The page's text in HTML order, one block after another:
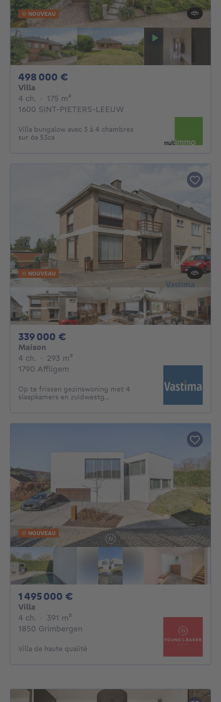
NOUVEAU
498 000 €
Villa
4 ch. 4 chambres
· 175 m²
1600 SINT-PIETERS-LEEUW
Villa bungalow avec 3 à 4 chambres
sur 6a 53ca
NOUVEAU
339 000 €
Maison
4 ch. 4 chambres
· 293 m²
1790 Affligem
Op te frissen gezinswoning met 4
slaapkamers en zuidwestg...
NOUVEAU
1 495 000 €
Villa
4 ch. 4 chambres
· 391 m²
1850 Grimbergen
Villa de haute qualité